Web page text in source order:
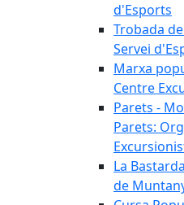
d'Esports
Trobada
Servei
Marxa
Centre
Parets -
Parets:
La
de